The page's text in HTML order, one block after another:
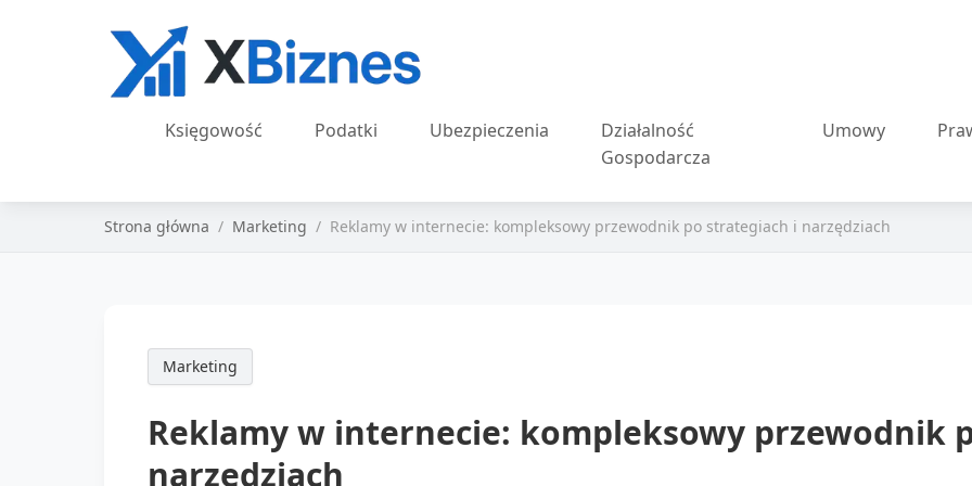
Księgowość Podatki Ubezpieczenia
Działalność
Gospodarcza
Umowy
Strona główna Marketing Reklamy w internecie: kompleksowy przewodnik po strategiach i narzędziach
Marketing
Reklamy w internecie: kompleksowy przewodnik
narzędziach